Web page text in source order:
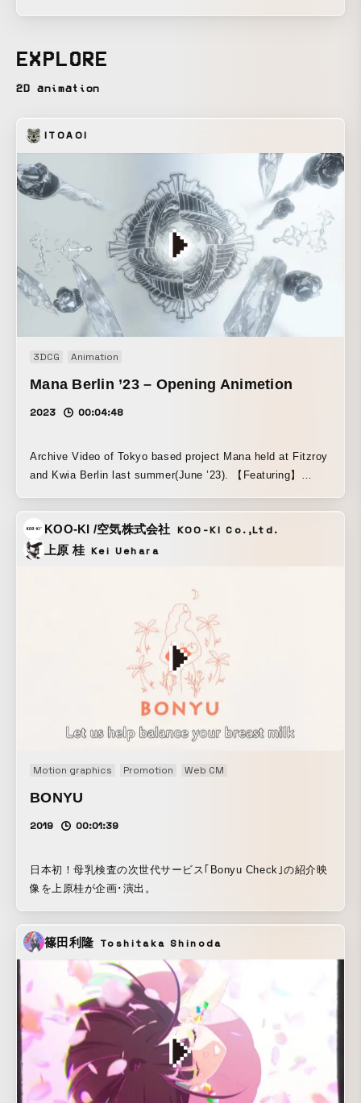
EXPLORE
2D animation
ITOAOI
3DCG Animation
Mana Berlin ’23 – Opening Animetion
2023 00:04:48
Archive Video of Tokyo based project Mana held at Fitzroy
and Kwia Berlin last summer(June ’23). 【Featuring】
Europe(DE) t0ni(IT) Sodomland(DE) and Soya Ito(JP).
KOO-KI /空気株式会社 KOO-KI Co.,Ltd.
上原 桂 Kei Uehara
Motion graphics Promotion Web CM
BONYU
2019 00:01:39
日本初！母乳検査の次世代サービス｢Bonyu Check｣の紹介映
像を上原桂が企画･演出。
篠田利隆 Toshitaka Shinoda